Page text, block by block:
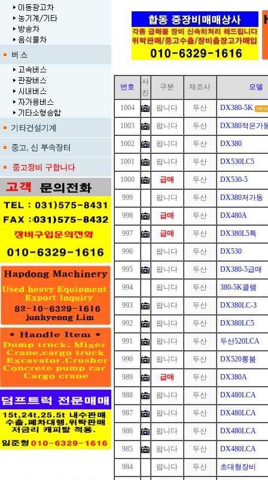
번호
사
진
구분 제조사 모델
1004 팝니다 두산 DX380-5K
1003 팝니다 두산 DX380적은가
1002 팝니다 두산 DX380
1001 팝니다 두산 DX530LC5
1000 급매 두산 DX530-5
999 팝니다 두산 DX380저가동
998 급매 두산 DX480A
997 급매 두산 DX380L5특
996 팝니다 두산 DX530
995 팝니다 두산 DX380-5급매
994 팝니다 두산 380-5K클램
993 팝니다 두산 DX380LC-3
992 팝니다 두산 DX380LC5
991 팝니다 두산 두산520LCA
990 팝니다 두산 DX520롱붐
989 급매 두산 DX380A
988 팝니다 두산 DX480LCA
987 팝니다 두산 DX480LCA
986 팝니다 두산 DX480LCA
985 팝니다 두산 DX480LCA
984 팝니다 두산 초대형장비